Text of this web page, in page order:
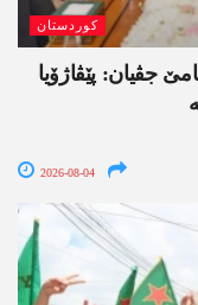
کوردستان
جڤیان: پێڤاژۆیا
2026-08-04